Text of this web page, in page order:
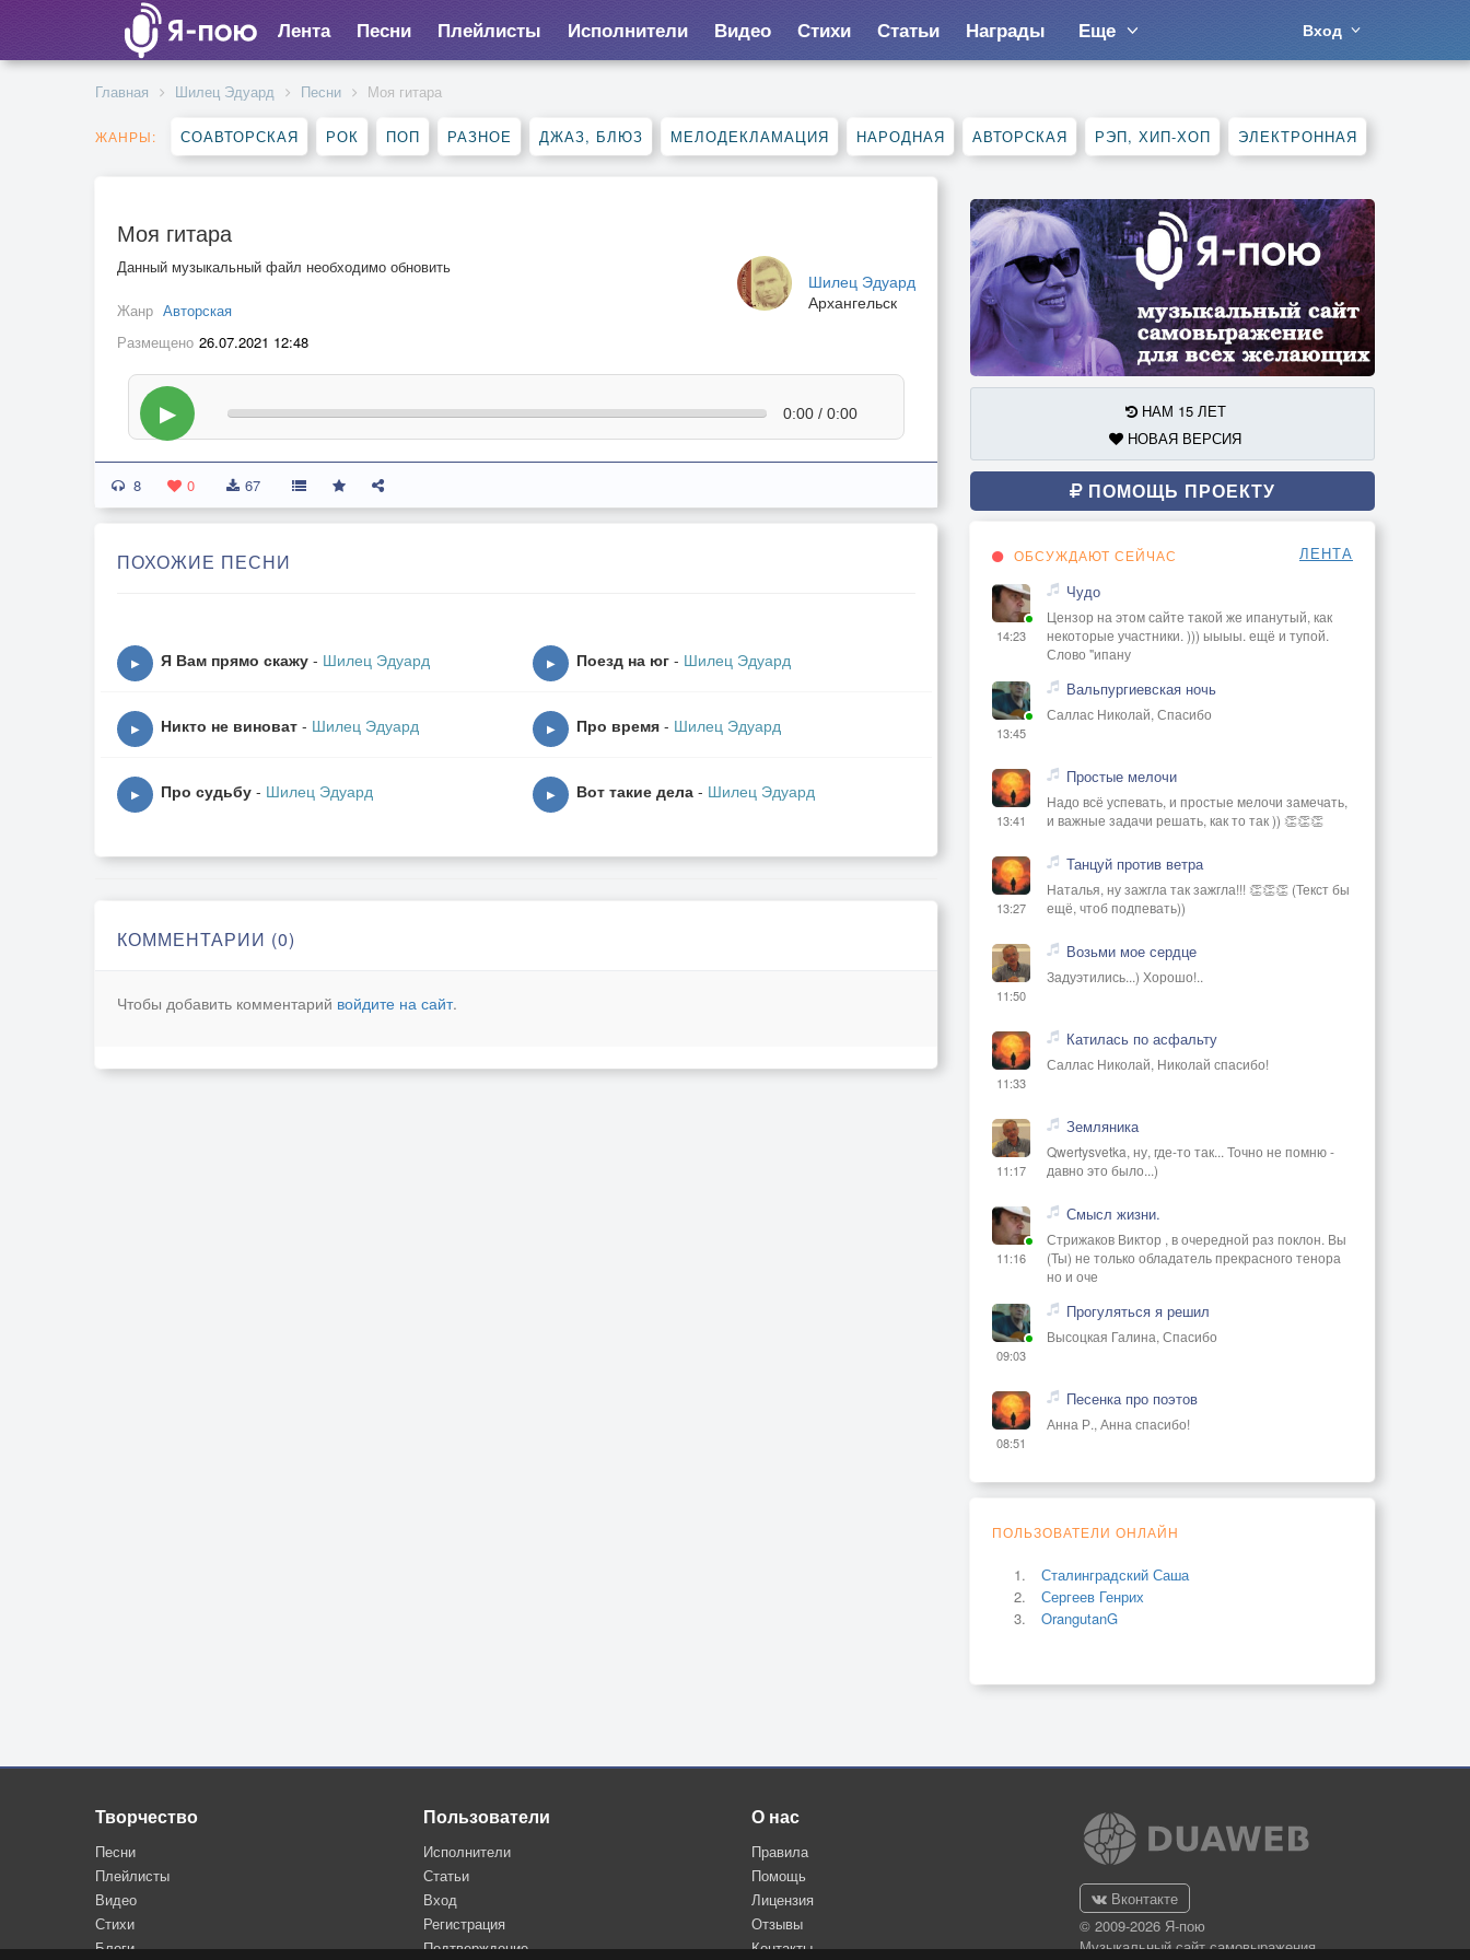
Лента Песни Плейлисты Исполнители Видео Стихи Статьи Награды Еще Вход
Главная Шилец Эдуард Песни Моя гитара
ЖАНРЫ: СОАВТОРСКАЯ РОК ПОП РАЗНОЕ ДЖАЗ, БЛЮЗ МЕЛОДЕКЛАМАЦИЯ НАРОДНАЯ АВТОРСКАЯ РЭП, ХИП-ХОП ЭЛЕКТРОННАЯ
Моя гитара
Шилец Эдуард
Архангельск
Данный музыкальный файл необходимо обновить
Жанр Авторская
Размещено 26.07.2021 12:48
▶ 0:00 / 0:00
8 0 67
ПОХОЖИЕ ПЕСНИ
▶ Я Вам прямо скажу - Шилец Эдуард ▶ Поезд на юг - Шилец Эдуард
▶ Никто не виноват - Шилец Эдуард ▶ Про время - Шилец Эдуард
▶ Про судьбу - Шилец Эдуард ▶ Вот такие дела - Шилец Эдуард
КОММЕНТАРИИ (0)
Чтобы добавить комментарий войдите на сайт.
НАМ 15 ЛЕТ
НОВАЯ ВЕРСИЯ
ПОМОЩЬ ПРОЕКТУ
ОБСУЖДАЮТ СЕЙЧАС ЛЕНТА
14:23
Чудо
Цензор на этом сайте такой же ипанутый, как
некоторые участники. ))) ыыыы. ещё и тупой.
Слово "ипану
13:45
Вальпургиевская ночь
Саллас Николай, Спасибо
13:41
Простые мелочи
Надо всё успевать, и простые мелочи замечать,
и важные задачи решать, как то так )) 👏👏👏
13:27
Танцуй против ветра
Наталья, ну зажгла так зажгла!!! 👏👏👏 (Текст бы
ещё, чтоб подпевать))
11:50
Возьми мое сердце
Задуэтились...) Хорошо!..
11:33
Катилась по асфальту
Саллас Николай, Николай спасибо!
11:17
Земляника
Qwertysvetka, ну, где-то так... Точно не помню -
давно это было...)
11:16
Смысл жизни.
Стрижаков Виктор , в очередной раз поклон. Вы
(Ты) не только обладатель прекрасного тенора
но и оче
09:03
Прогуляться я решил
Высоцкая Галина, Спасибо
08:51
Песенка про поэтов
Анна Р., Анна спасибо!
ПОЛЬЗОВАТЕЛИ ОНЛАЙН
Сталинградский Саша
Сергеев Генрих
OrangutanG
Творчество
Песни
Плейлисты
Видео
Стихи
Блоги
Пользователи
Исполнители
Статьи
Вход
Регистрация
Подтверждение
О нас
Правила
Помощь
Лицензия
Отзывы
Контакты
Вконтакте
© 2009-2026 Я-пою
Музыкальный сайт самовыражения